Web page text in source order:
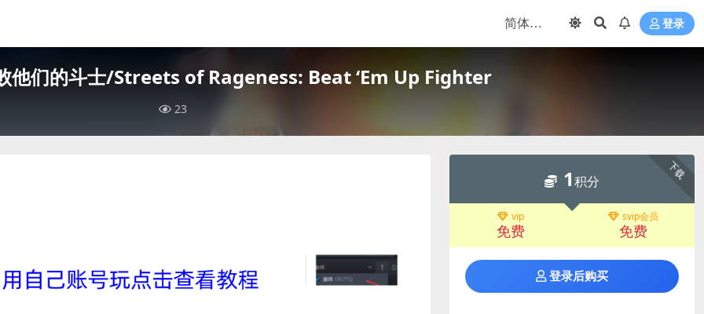
登录
他们的斗士/Streets of Rageness: Beat ‘Em Up Fighter
23
下载
1积分
vip
免费
svip会员
免费
登录后购买